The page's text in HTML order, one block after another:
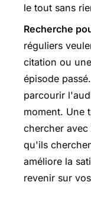
le tout sans
Recherche
réguliers
citation ou
épisode
parcourir
moment. Une
chercher
qu'ils
améliore la
revenir sur